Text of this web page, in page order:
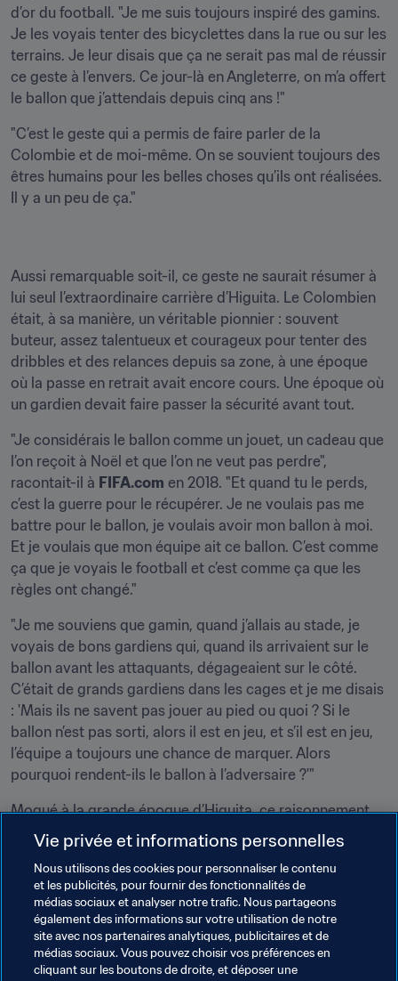
d’or du football. "Je me suis toujours inspiré des gamins.
Je les voyais tenter des bicyclettes dans la rue ou sur les
terrains. Je leur disais que ça ne serait pas mal de réussir
ce geste à l’envers. Ce jour-là en Angleterre, on m’a offert
le ballon que j’attendais depuis cinq ans !"
"C’est le geste qui a permis de faire parler de la
Colombie et de moi-même. On se souvient toujours des
êtres humains pour les belles choses qu’ils ont réalisées.
Il y a un peu de ça."
Aussi remarquable soit-il, ce geste ne saurait résumer à
lui seul l’extraordinaire carrière d’Higuita. Le Colombien
était, à sa manière, un véritable pionnier : souvent
buteur, assez talentueux et courageux pour tenter des
dribbles et des relances depuis sa zone, à une époque
où la passe en retrait avait encore cours. Une époque où
un gardien devait faire passer la sécurité avant tout.
"Je considérais le ballon comme un jouet, un cadeau que
l’on reçoit à Noël et que l’on ne veut pas perdre",
racontait-il à FIFA.com en 2018. "Et quand tu le perds,
c’est la guerre pour le récupérer. Je ne voulais pas me
battre pour le ballon, je voulais avoir mon ballon à moi.
Et je voulais que mon équipe ait ce ballon. C’est comme
ça que je voyais le football et c’est comme ça que les
règles ont changé."
"Je me souviens que gamin, quand j’allais au stade, je
voyais de bons gardiens qui, quand ils arrivaient sur le
ballon avant les attaquants, dégageaient sur le côté.
C’était de grands gardiens dans les cages et je me disais
: 'Mais ils ne savent pas jouer au pied ou quoi ? Si le
ballon n’est pas sorti, alors il est en jeu, et s’il est en jeu,
l’équipe a toujours une chance de marquer. Alors
pourquoi rendent-ils le ballon à l’adversaire ?'"
Moqué à la grande époque d’Higuita, ce raisonnement
fait désormais figure de bon sens footballistique. En tout
cas, même si le roi du Scorpion a ouvert la voie aux
gardiens actuels, très à l’aise balle au pied, on voit mal
l’un de ses successeurs avoir le culot et le panache de
tenter le geste acrobatique du "Loco" à Wembley.
Vie privée et informations personnelles
Nous utilisons des cookies pour personnaliser le contenu
et les publicités, pour fournir des fonctionnalités de
médias sociaux et analyser notre trafic. Nous partageons
également des informations sur votre utilisation de notre
site avec nos partenaires analytiques, publicitaires et de
médias sociaux. Vous pouvez choisir vos préférences en
cliquant sur les boutons de droite, et déposer une